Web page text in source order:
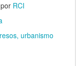
por RCI
urbanismo